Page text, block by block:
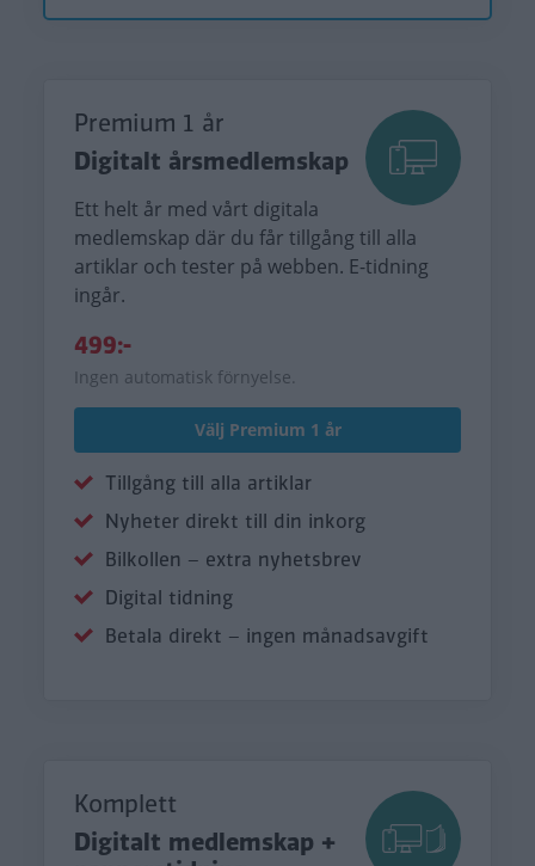
Premium 1 år
Digitalt årsmedlemskap
Ett helt år med vårt digitala
medlemskap där du får tillgång till alla
artiklar och tester på webben. E-tidning
ingår.
499:-
Ingen automatisk förnyelse.
Välj Premium 1 år
Tillgång till alla artiklar
Nyheter direkt till din inkorg
Bilkollen – extra nyhetsbrev
Digital tidning
Betala direkt – ingen månadsavgift
Komplett
Digitalt medlemskap +